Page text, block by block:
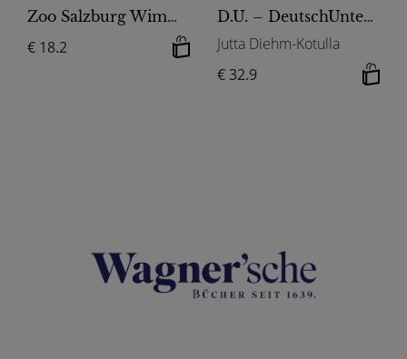
Zoo Salzburg Wimmelbuch
€ 18.2
D.U. – DeutschUnterricht - Bayern / D.U. Bayern 8
Jutta Diehm-Kotulla
€ 32.9